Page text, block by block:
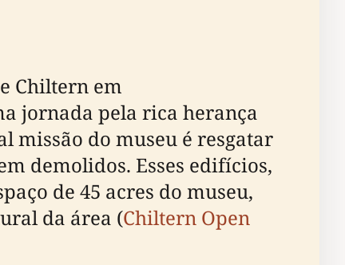
Chiltern em
jornada pela rica herança
missão do museu é resgatar
demolidos. Esses edifícios,
de 45 acres do museu,
da área (Chiltern Open